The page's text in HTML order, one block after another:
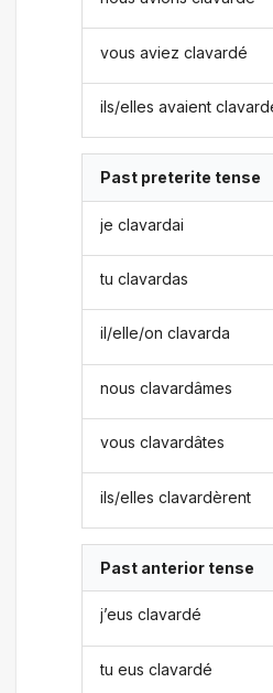
vous aviez clavardé
ils/elles avaient
Past preterite tense
je clavardai
tu clavardas
il/elle/on clavarda
nous clavardâmes
vous clavardâtes
ils/elles clavardèrent
Past anterior tense
j’eus clavardé
tu eus clavardé